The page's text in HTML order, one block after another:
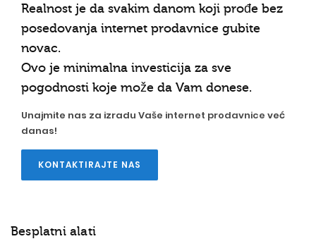
Realnost je da svakim danom koji prođe bez
posedovanja internet prodavnice gubite
novac.
Ovo je minimalna investicija za sve
pogodnosti koje može da Vam donese.
Unajmite nas za izradu Vaše internet prodavnice već
danas!
KONTAKTIRAJTE NAS
Besplatni alati